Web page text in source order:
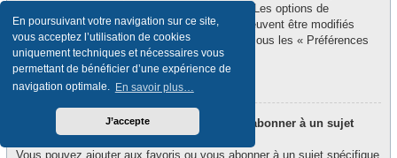
En poursuivant votre navigation sur ce site,
vous acceptez l’utilisation de cookies
uniquement techniques et nécessaires vous
permettant de bénéficier d’une expérience de
navigation optimale. En savoir plus…
J’accepte
forum ou d’un sujet auquel vous êtes abonné. Les options de
notification des favoris et des abonnements peuvent être modifiés
depuis le panneau de contrôle de l’utilisateur, sous les « Préférences
du forum ».
Haut
Comment puis-je ajouter aux favoris ou m’abonner à un sujet
spécifique ?
Vous pouvez ajouter aux favoris ou vous abonner à un sujet spécifique